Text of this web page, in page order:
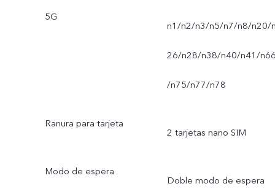
5G
n1/n2/n3/n5/n7/n8/n20/
26/n28/n38/n40/n41/
/n75/n77/n78
Ranura para tarjeta
2 tarjetas nano SIM
Modo de espera
Doble modo de espera